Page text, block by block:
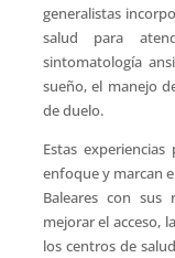
generalistas
salud para
sintomatología
sueño, el manejo
de duelo.
Estas
enfoque y marcan
Baleares con sus
mejorar el acceso,
los centros de